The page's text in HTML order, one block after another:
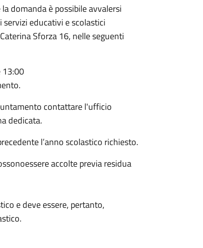
domanda è possibile avvalersi
educativi e scolastici
Sforza 16, nelle seguenti
13:00
contattare l'ufficio
dedicata.
l’anno scolastico richiesto.
accolte previa residua
e deve essere, pertanto,